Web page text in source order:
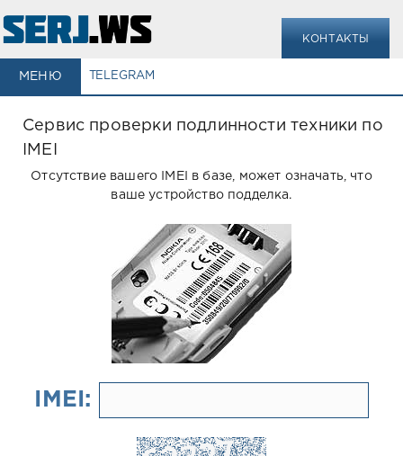
КОНТАКТЫ
МЕНЮ TELEGRAM
Сервис проверки подлинности техники по
IMEI
Отсутствие вашего IMEI в базе, может означать, что
ваше устройство подделка.
IMEI: